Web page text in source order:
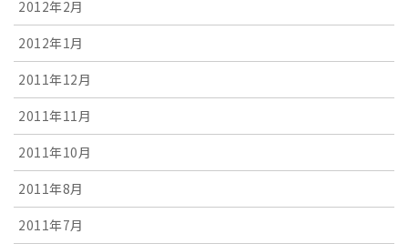
2012年2月
2012年1月
2011年12月
2011年11月
2011年10月
2011年8月
2011年7月